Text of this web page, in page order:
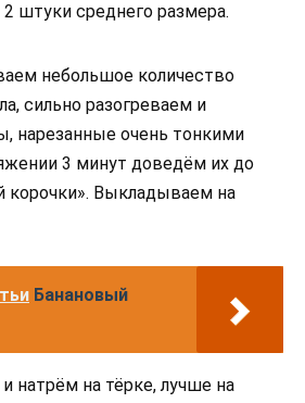
штуки среднего размера.
небольшое количество
сильно разогреваем и
нарезанные очень тонкими
3 минут доведём их до
корочки». Выкладываем на
Банановый
натрём на тёрке, лучше на